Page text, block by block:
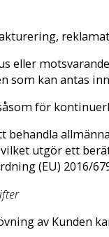
eller
som kan antas
för
utgör ett
(EU) 2016/
av Kunden